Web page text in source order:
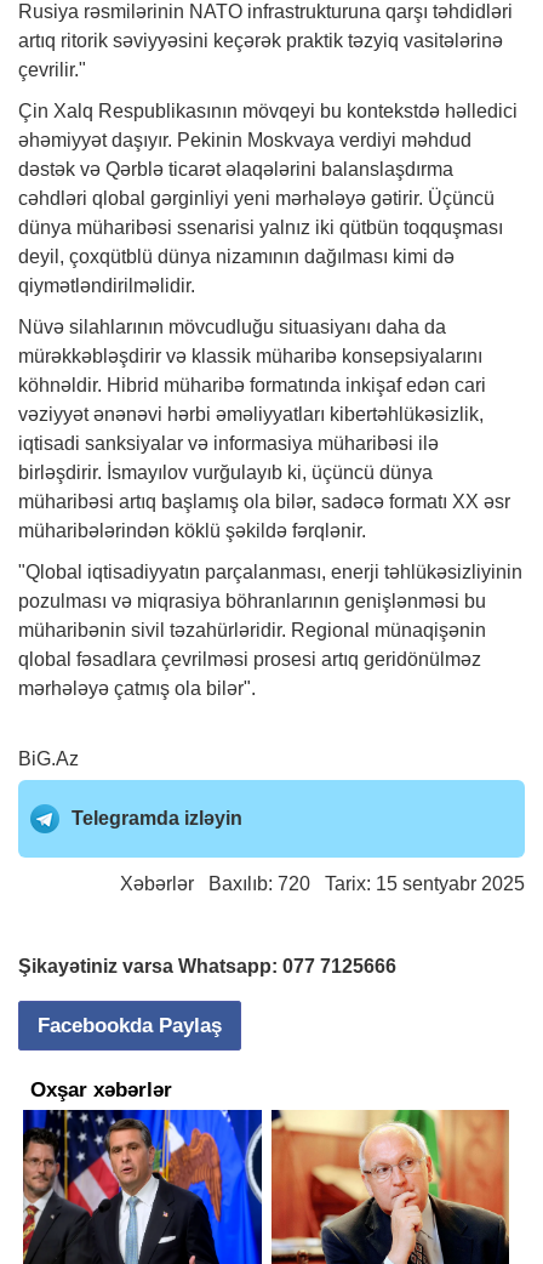
Rusiya rəsmilərinin NATO infrastrukturuna qarşı təhdidləri
artıq ritorik səviyyəsini keçərək praktik təzyiq vasitələrinə
çevrilir."
Çin Xalq Respublikasının mövqeyi bu kontekstdə həlledici
əhəmiyyət daşıyır. Pekinin Moskvaya verdiyi məhdud
dəstək və Qərblə ticarət əlaqələrini balanslaşdırma
cəhdləri qlobal gərginliyi yeni mərhələyə gətirir. Üçüncü
dünya müharibəsi ssenarisi yalnız iki qütbün toqquşması
deyil, çoxqütblü dünya nizamının dağılması kimi də
qiymətləndirilməlidir.
Nüvə silahlarının mövcudluğu situasiyanı daha da
mürəkkəbləşdirir və klassik müharibə konsepsiyalarını
köhnəldir. Hibrid müharibə formatında inkişaf edən cari
vəziyyət ənənəvi hərbi əməliyyatları kibertəhlükəsizlik,
iqtisadi sanksiyalar və informasiya müharibəsi ilə
birləşdirir. İsmayılov vurğulayıb ki, üçüncü dünya
müharibəsi artıq başlamış ola bilər, sadəcə formatı XX əsr
müharibələrindən köklü şəkildə fərqlənir.
"Qlobal iqtisadiyyatın parçalanması, enerji təhlükəsizliyinin
pozulması və miqrasiya böhranlarının genişlənməsi bu
müharibənin sivil təzahürləridir. Regional münaqişənin
qlobal fəsadlara çevrilməsi prosesi artıq geridönülməz
mərhələyə çatmış ola bilər".
BiG.Az
Telegramda izləyin
Xəbərlər Baxılıb: 720 Tarix: 15 sentyabr 2025
Şikayətiniz varsa Whatsapp: 077 7125666
Facebookda Paylaş
Oxşar xəbərlər